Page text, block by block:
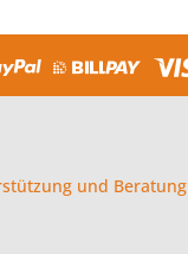
und Beratung